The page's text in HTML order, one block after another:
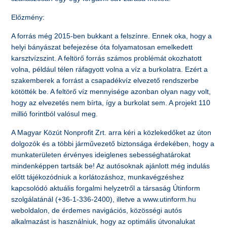
Előzmény:
A forrás még 2015-ben bukkant a felszínre. Ennek oka, hogy a
helyi bányászat befejezése óta folyamatosan emelkedett
karsztvízszint. A feltörő forrás számos problémát okozhatott
volna, például télen ráfagyott volna a víz a burkolatra. Ezért a
szakemberek a forrást a csapadékvíz elvezető rendszerbe
kötötték be. A feltörő víz mennyisége azonban olyan nagy volt,
hogy az elvezetés nem bírta, így a burkolat sem. A projekt 110
millió forintból valósul meg.
A Magyar Közút Nonprofit Zrt. arra kéri a közlekedőket az úton
dolgozók és a többi járművezető biztonsága érdekében, hogy a
munkaterületen érvényes ideiglenes sebességhatárokat
mindenképpen tartsák be! Az autósoknak ajánlott még indulás
előtt tájékozódniuk a korlátozáshoz, munkavégzéshez
kapcsolódó aktuális forgalmi helyzetről a társaság Útinform
szolgálatánál (+36-1-336-2400), illetve a www.utinform.hu
weboldalon, de érdemes navigációs, közösségi autós
alkalmazást is használniuk, hogy az optimális útvonalukat